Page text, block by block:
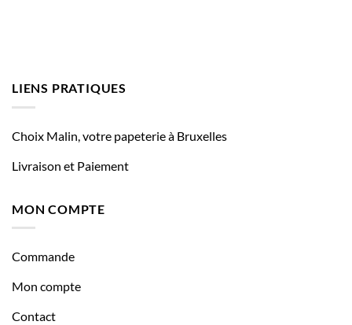
LIENS PRATIQUES
Choix Malin, votre papeterie à Bruxelles
Livraison et Paiement
MON COMPTE
Commande
Mon compte
Contact